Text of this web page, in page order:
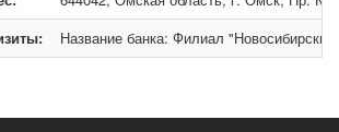
Название банка: Филиал